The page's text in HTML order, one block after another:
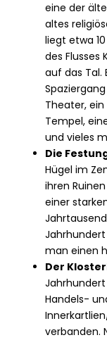
eine der
altes
liegt etwa
des Flusses
auf das Tal.
Theater,
Tempel,
und vieles
Die
Hügel im
ihren
einer
man einen
Der
Handels-
verbanden.